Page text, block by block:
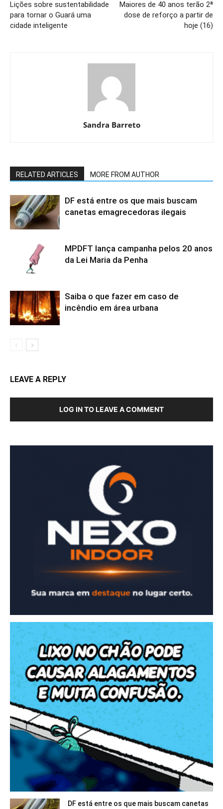
Lições sobre sustentabilidade
para tornar o Guará uma
cidade inteligente
Maiores de 40 anos terão 2ª
dose de reforço a partir de
hoje (16)
Sandra Barreto
RELATED ARTICLES MORE FROM AUTHOR
DF está entre os que mais buscam
canetas emagrecedoras ilegais
MPDFT lança campanha pelos 20 anos
da Lei Maria da Penha
Saiba o que fazer em caso de
incêndio em área urbana
LEAVE A REPLY
LOG IN TO LEAVE A COMMENT
DF está entre os que mais buscam canetas